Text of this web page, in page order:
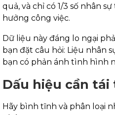
quả, và chỉ có 1/3 số nhân
hưởng công việc.
Dữ liệu này đáng lo ngại
bạn đặt câu hỏi: Liệu nhân
bạn có phản ánh tình hình
Dấu hiệu cần tái
Hãy bình tĩnh và phân loại